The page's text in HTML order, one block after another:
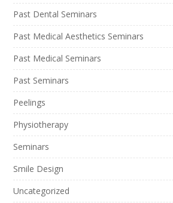
Past Dental Seminars
Past Medical Aesthetics Seminars
Past Medical Seminars
Past Seminars
Peelings
Physiotherapy
Seminars
Smile Design
Uncategorized